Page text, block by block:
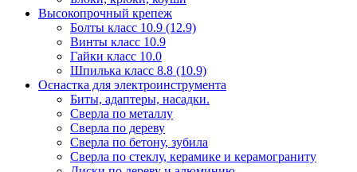
Высокопрочный крепеж
Болты класс 10.9 (12.9)
Винты класс 10.9
Гайки класс 10.0
Шпилька класс 8.8 (10.9)
Оснастка для электроинструмента
Биты, адаптеры, насадки.
Сверла по металлу
Сверла по дереву
Сверла по бетону, зубила
Сверла по стеклу, керамике и керамограниту